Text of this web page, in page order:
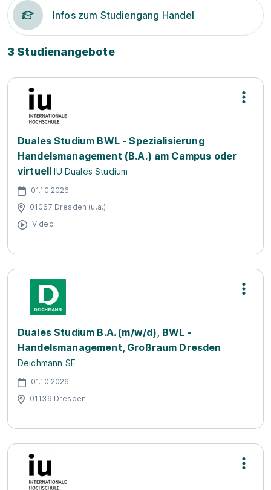
Infos zum Studiengang Handel
3 Studienangebote
Duales Studium BWL - Spezialisierung
Handelsmanagement (B.A.) am Campus oder
virtuell IU Duales Studium
01.10.2026
01067 Dresden (u.a.)
Video
Duales Studium B.A. (m/w/d), BWL -
Handelsmanagement, Großraum Dresden
Deichmann SE
01.10.2026
01139 Dresden